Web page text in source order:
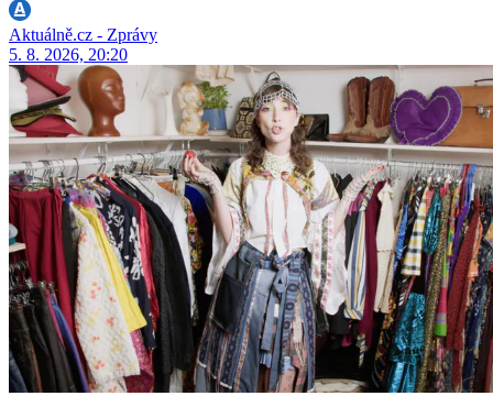
Aktuálně.cz - Zprávy
5. 8. 2026, 20:20